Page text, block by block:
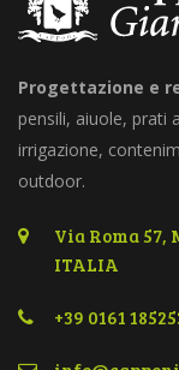
Progettazione e
pensili, aiuole, prati
irrigazione,
outdoor.
Via Roma 57,
ITALIA
+39 0161